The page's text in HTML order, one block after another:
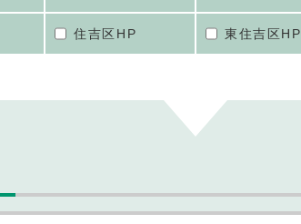
住吉区HP 東住吉区HP